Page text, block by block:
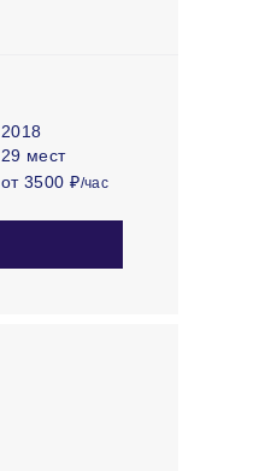
2018
29 мест
от 3500 ₽/час